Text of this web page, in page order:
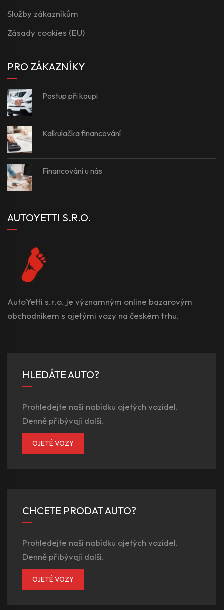
Služby zákazníkům
Zásady cookies (EU)
PRO ZÁKAZNÍKY
Postup při koupi
Kalkulačka financování
Financování u nás
AUTOYETTI S.R.O.
AutoYetti s.r.o. je významným online bazarovým
obchodníkem s ojetými vozy na českém trhu.
HLEDÁTE AUTO?
Prohledejte naši nabídku ojetých vozidel.
Denně přibývají další.
OJETÉ VOZY
CHCETE PRODAT AUTO?
Prohledejte naši nabídku ojetých vozidel.
Denně přibývají další.
OJETÉ VOZY